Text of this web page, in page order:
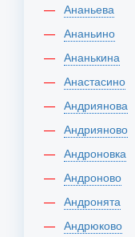
Ананьева
Ананьино
Ананькина
Анастасино
Андриянова
Андрияново
Андроновка
Андроново
Андронята
Андрюково